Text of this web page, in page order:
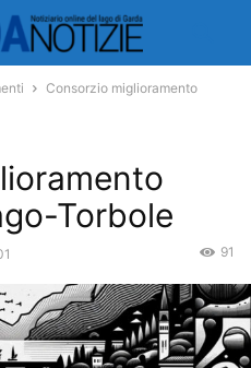
Consorzio miglioramento
Torbole
91